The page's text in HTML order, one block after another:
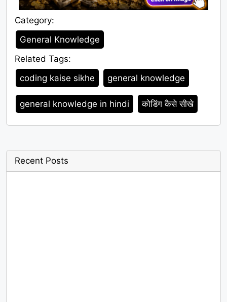
Category:
Category
General Knowledge
Related Tags:
Tags
coding kaise sikhe general knowledge
general knowledge in hindi कोडिंग कैसे सीखे
Recent Posts